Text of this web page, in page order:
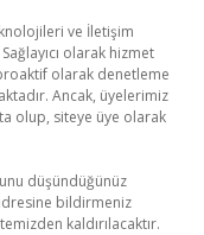
ve İletişim
olarak hizmet
olarak denetleme
Ancak, üyelerimiz
olup, siteye üye olarak
düşündüğünüz
bildirmeniz
kaldırılacaktır.